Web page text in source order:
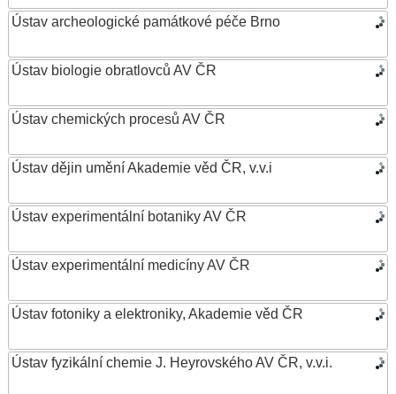
Ústav archeologické památkové péče Brno
Ústav biologie obratlovců AV ČR
Ústav chemických procesů AV ČR
Ústav dějin umění Akademie věd ČR, v.v.i
Ústav experimentální botaniky AV ČR
Ústav experimentální medicíny AV ČR
Ústav fotoniky a elektroniky, Akademie věd ČR
Ústav fyzikální chemie J. Heyrovského AV ČR, v.v.i.